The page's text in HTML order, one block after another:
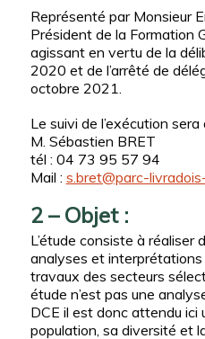
Représenté par Monsieur
Président de la Formation
agissant en vertu de la
2020 et de l’arrêté de
octobre 2021.
Le suivi de l’exécution sera
M. Sébastien BRET
tél : 04 73 95 57 94
Mail : s.bret@parc-
2 – Objet :
L’étude consiste à réaliser
analyses et interprétations
travaux des secteurs
étude n’est pas une
DCE il est donc attendu ici
population, sa diversité et